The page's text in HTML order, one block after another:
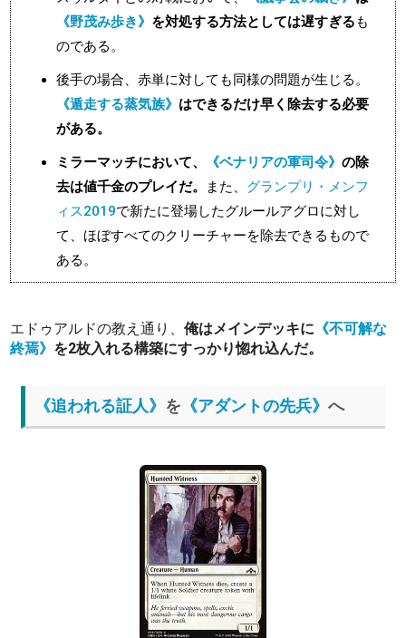
《野茂み歩き》 を対処する方法としては遅すぎるも
のである。
後手の場合、赤単に対しても同様の問題が生じる。
《遁走する蒸気族》 はできるだけ早く除去する必要
がある。
ミラーマッチにおいて、 《ベナリアの軍司令》の除
去は値千金のプレイだ。
また、 グランプリ・メンフ
ィス2019で新たに登場したグルールアグロに対し
て、ほぼすべてのクリーチャーを除去できるもので
ある。
エドゥアルドの教え通り、俺はメインデッキに 《不可解な
終焉》 を2枚入れる構築にすっかり惚れ込んだ。
《追われる証人》 を 《アダントの先兵》へ